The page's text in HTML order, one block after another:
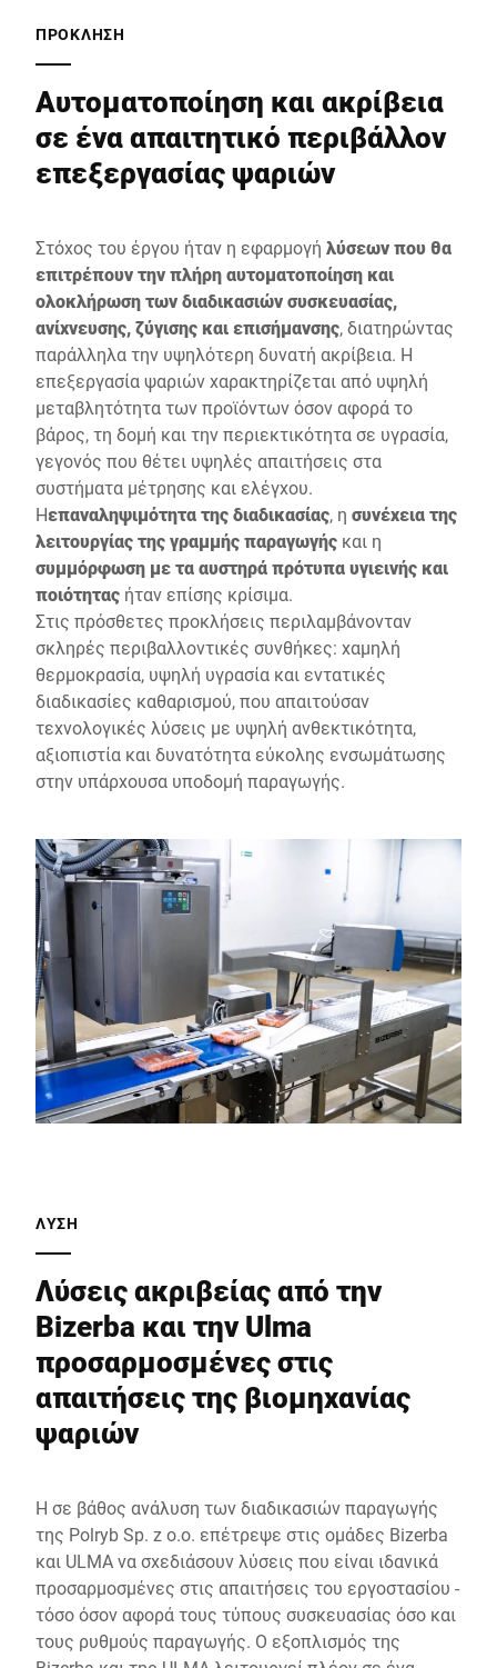
ΠΡΌΚΛΗΣΗ
Αυτοματοποίηση και ακρίβεια
σε ένα απαιτητικό περιβάλλον
επεξεργασίας ψαριών
Στόχος του έργου ήταν η εφαρμογή λύσεων που θα
επιτρέπουν την πλήρη αυτοματοποίηση και
ολοκλήρωση των διαδικασιών συσκευασίας,
ανίχνευσης, ζύγισης και επισήμανσης, διατηρώντας
παράλληλα την υψηλότερη δυνατή ακρίβεια. Η
επεξεργασία ψαριών χαρακτηρίζεται από υψηλή
μεταβλητότητα των προϊόντων όσον αφορά το
βάρος, τη δομή και την περιεκτικότητα σε υγρασία,
γεγονός που θέτει υψηλές απαιτήσεις στα
συστήματα μέτρησης και ελέγχου.
Ηεπαναληψιμότητα της διαδικασίας, η συνέχεια της
λειτουργίας της γραμμής παραγωγής και η
συμμόρφωση με τα αυστηρά πρότυπα υγιεινής και
ποιότητας ήταν επίσης κρίσιμα.
Στις πρόσθετες προκλήσεις περιλαμβάνονταν
σκληρές περιβαλλοντικές συνθήκες: χαμηλή
θερμοκρασία, υψηλή υγρασία και εντατικές
διαδικασίες καθαρισμού, που απαιτούσαν
τεχνολογικές λύσεις με υψηλή ανθεκτικότητα,
αξιοπιστία και δυνατότητα εύκολης ενσωμάτωσης
στην υπάρχουσα υποδομή παραγωγής.
ΛΎΣΗ
Λύσεις ακριβείας από την
Bizerba και την Ulma
προσαρμοσμένες στις
απαιτήσεις της βιομηχανίας
ψαριών
Η σε βάθος ανάλυση των διαδικασιών παραγωγής
της Polryb Sp. z o.o. επέτρεψε στις ομάδες Bizerba
και ULMA να σχεδιάσουν λύσεις που είναι ιδανικά
προσαρμοσμένες στις απαιτήσεις του εργοστασίου -
τόσο όσον αφορά τους τύπους συσκευασίας όσο και
τους ρυθμούς παραγωγής. Ο εξοπλισμός της